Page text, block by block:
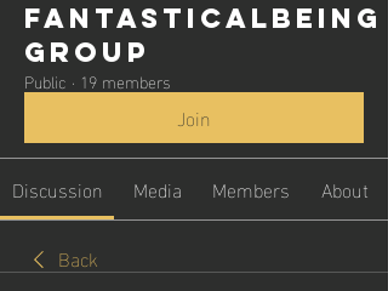
Fantasticalbeing
Group
Public · 19 members
Join
Discussion Media Members
About
Back